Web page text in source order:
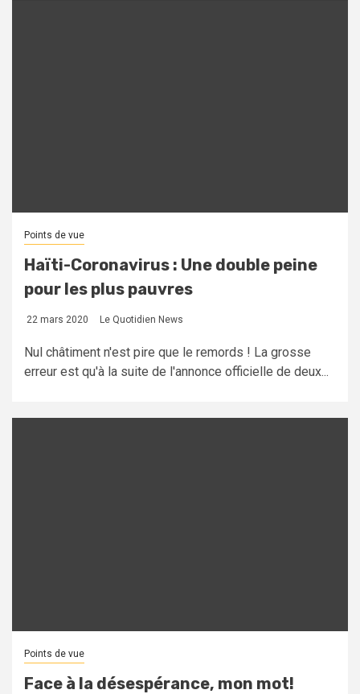
Points de vue
Haïti-Coronavirus : Une double peine
pour les plus pauvres
22 mars 2020 Le Quotidien News
Nul châtiment n'est pire que le remords ! La grosse
erreur est qu'à la suite de l'annonce officielle de deux...
Points de vue
Face à la désespérance, mon mot!